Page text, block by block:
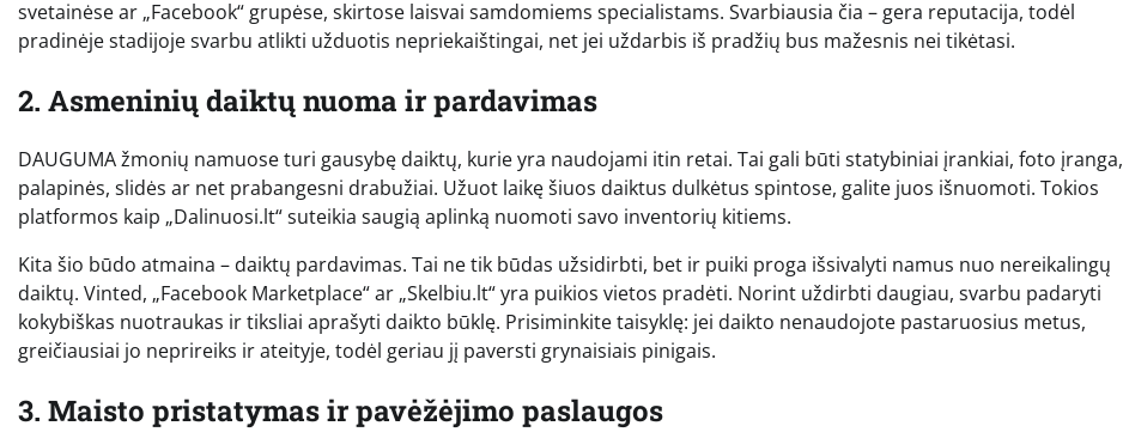
svetainėse ar „Facebook“ grupėse, skirtose laisvai samdomiems specialistams. Svarbiausia čia – gera reputacija, todėl
pradinėje stadijoje svarbu atlikti užduotis nepriekaištingai, net jei uždarbis iš pradžių bus mažesnis nei tikėtasi.
2. Asmeninių daiktų nuoma ir pardavimas
DAUGUMA žmonių namuose turi gausybę daiktų, kurie yra naudojami itin retai. Tai gali būti statybiniai įrankiai, foto įranga,
palapinės, slidės ar net prabangesni drabužiai. Užuot laikę šiuos daiktus dulkėtus spintose, galite juos išnuomoti. Tokios
platformos kaip „Dalinuosi.lt“ suteikia saugią aplinką nuomoti savo inventorių kitiems.
Kita šio būdo atmaina – daiktų pardavimas. Tai ne tik būdas užsidirbti, bet ir puiki proga išsivalyti namus nuo nereikalingų
daiktų. Vinted, „Facebook Marketplace“ ar „Skelbiu.lt“ yra puikios vietos pradėti. Norint uždirbti daugiau, svarbu padaryti
kokybiškas nuotraukas ir tiksliai aprašyti daikto būklę. Prisiminkite taisyklę: jei daikto nenaudojote pastaruosius metus,
greičiausiai jo neprireiks ir ateityje, todėl geriau jį paversti grynaisiais pinigais.
3. Maisto pristatymas ir pavėžėjimo paslaugos